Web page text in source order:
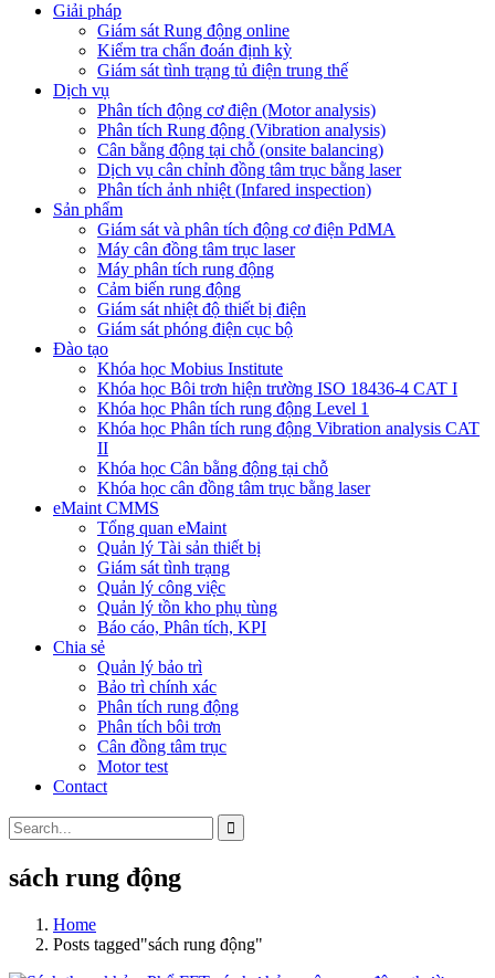
Giải pháp
Giám sát Rung động online
Kiểm tra chẩn đoán định kỳ
Giám sát tình trạng tủ điện trung thế
Dịch vụ
Phân tích động cơ điện (Motor analysis)
Phân tích Rung động (Vibration analysis)
Cân bằng động tại chỗ (onsite balancing)
Dịch vụ cân chỉnh đồng tâm trục bằng laser
Phân tích ảnh nhiệt (Infared inspection)
Sản phẩm
Giám sát và phân tích động cơ điện PdMA
Máy cân đồng tâm trục laser
Máy phân tích rung động
Cảm biến rung động
Giám sát nhiệt độ thiết bị điện
Giám sát phóng điện cục bộ
Đào tạo
Khóa học Mobius Institute
Khóa học Bôi trơn hiện trường ISO 18436-4 CAT I
Khóa học Phân tích rung động Level 1
Khóa học Phân tích rung động Vibration analysis CAT
II
Khóa học Cân bằng động tại chỗ
Khóa học cân đồng tâm trục bằng laser
eMaint CMMS
Tổng quan eMaint
Quản lý Tài sản thiết bị
Giám sát tình trạng
Quản lý công việc
Quản lý tồn kho phụ tùng
Báo cáo, Phân tích, KPI
Chia sẻ
Quản lý bảo trì
Bảo trì chính xác
Phân tích rung động
Phân tích bôi trơn
Cân đồng tâm trục
Motor test
Contact
sách rung động
Home
Posts tagged"sách rung động"